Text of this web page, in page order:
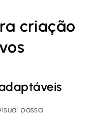
criação
passa